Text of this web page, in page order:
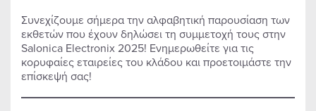
Συνεχίζουμε σήμερα την αλφαβητική παρουσίαση των
εκθετών που έχουν δηλώσει τη συμμετοχή τους στην
Salonica Electronix 2025! Ενημερωθείτε για τις
κορυφαίες εταιρείες του κλάδου και προετοιμάστε την
επίσκεψή σας!